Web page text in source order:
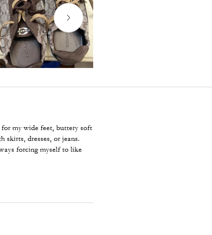
my wide feet, buttery soft
skirts, dresses, or jeans.
forcing myself to like
them entire day. Forget